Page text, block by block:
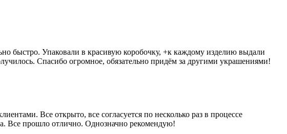
быстро. Упаковали в красивую коробочку, +к каждому изделию выдали
Спасибо огромное, обязательно придём за другими украшениями!
Все открыто, все согласуется по несколько раз в процессе
Все прошло отлично. Однозначно рекомендую!